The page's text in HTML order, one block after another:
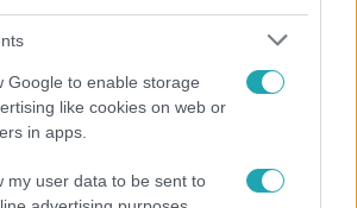
Google to enable storage
like cookies on web or
in apps.
my user data to be sent to